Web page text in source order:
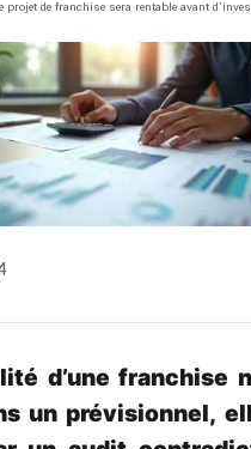
de franchise sera rentable avant
d’une franchise
un prévisionnel,